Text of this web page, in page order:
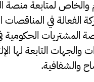
والخاص لمتابعة منصة
الفعالة في
المشتريات الحكومية
التابعة لها
والشفافية.